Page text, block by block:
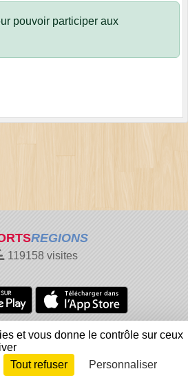
pouvoir participer aux
REGIONS
119158 visites
Gestion des cookies
Signaler un contenu inapproprié
Connexion
et vous donne le contrôle sur ceux
Tout refuser Personnaliser